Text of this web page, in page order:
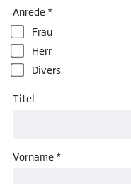
Anrede *
Frau
Herr
Divers
Titel
Vorname *